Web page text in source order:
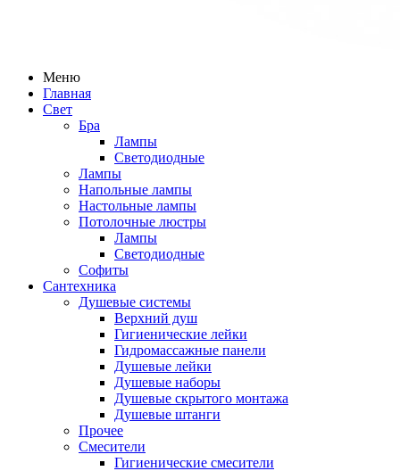
Меню
Главная
Свет
Бра
Лампы
Светодиодные
Лампы
Напольные лампы
Настольные лампы
Потолочные люстры
Лампы
Светодиодные
Софиты
Сантехника
Душевые системы
Верхний душ
Гигиенические лейки
Гидромассажные панели
Душевые лейки
Душевые наборы
Душевые скрытого монтажа
Душевые штанги
Прочее
Смесители
Гигиенические смесители